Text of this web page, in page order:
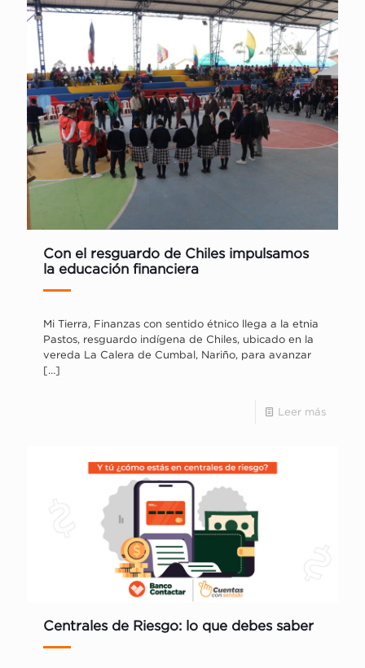
Con el resguardo de Chiles impulsamos
la educación financiera
Mi Tierra, Finanzas con sentido étnico llega a la etnia
Pastos, resguardo indígena de Chiles, ubicado en la
vereda La Calera de Cumbal, Nariño, para avanzar
[…]
Leer más
Centrales de Riesgo: lo que debes saber